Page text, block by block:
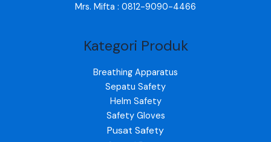
Mrs. Mifta : 0812-9090-4466
Kategori Produk
Breathing Apparatus
Sepatu Safety
Helm Safety
Safety Gloves
Pusat Safety